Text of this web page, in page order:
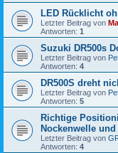
LED Rücklicht
Letzter Beitrag von
Antworten: 1
Suzuki DR500s
Letzter Beitrag von
Antworten: 4
DR500S dreht
Letzter Beitrag von
Antworten: 5
Richtige
Nockenwelle
Letzter Beitrag von
Antworten: 4